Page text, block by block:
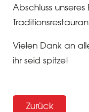
Abschluss unseres
Vielen Dank an
ihr seid spitze!
Zurück